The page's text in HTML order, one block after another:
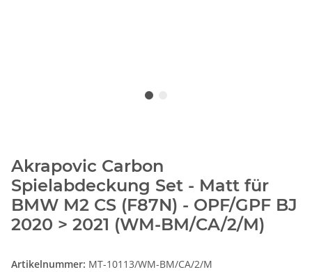
Akrapovic Carbon
Spielabdeckung Set - Matt für
BMW M2 CS (F87N) - OPF/GPF BJ
2020 > 2021 (WM-BM/CA/2/M)
Artikelnummer: MT-10113/WM-BM/CA/2/M